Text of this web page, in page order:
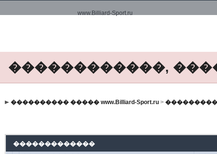
www.Billiard-Sport.ru
������������,
���������� ����� www.Billiard-Sport.ru>
�������������